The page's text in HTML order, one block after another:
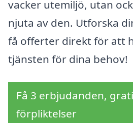
vacker utemiljö, utan
njuta av den. Utforska
få offerter direkt för att
tjänsten för dina behov!
Få 3 erbjudanden,
förpliktelser